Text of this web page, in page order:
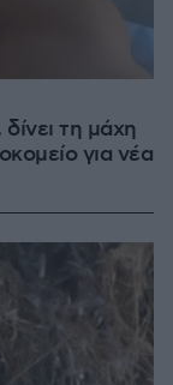
τη μάχη
για νέα